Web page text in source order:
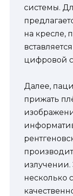
системы.
на кресле,
цифровой
Далее,
прижать
излучении.
несколько